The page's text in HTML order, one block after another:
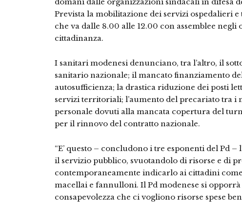
Prevista la mobilitazione dei servizi ospedalieri
che va dalle 8.00 alle 12.00 con assemblee negli
cittadinanza.
I sanitari modenesi denunciano, tra l’altro, il
sanitario nazionale; il mancato finanziamento
autosufficienza; la drastica riduzione dei posti
servizi territoriali; l’aumento del precariato tra
personale dovuti alla mancata copertura del
per il rinnovo del contratto nazionale.
“E’ questo – concludono i tre esponenti del Pd
il servizio pubblico, svuotandolo di risorse e di
contemporaneamente indicarlo ai cittadini
macellai e fannulloni. Il Pd modenese si opporrà
consapevolezza che ci vogliono risorse spese